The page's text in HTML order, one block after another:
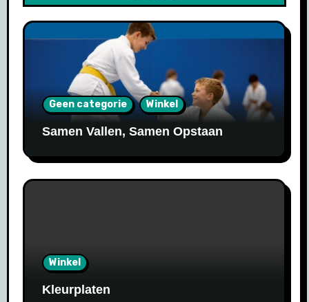
Geen categorie Winkel
Samen Vallen, Samen Opstaan
Winkel
Kleurplaten